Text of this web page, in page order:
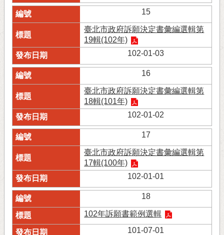
15
臺北市政府訴願決定書彙編選輯第
19輯(102年)
102-01-03
16
臺北市政府訴願決定書彙編選輯第
18輯(101年)
102-01-02
17
臺北市政府訴願決定書彙編選輯第
17輯(100年)
102-01-01
18
102年訴願書範例選輯
101-07-01